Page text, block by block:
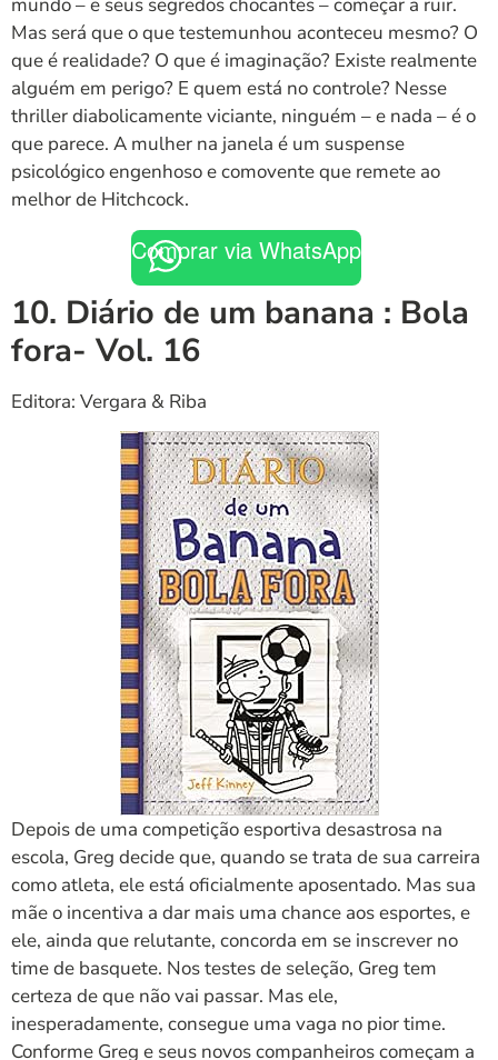
mundo – e seus segredos chocantes – começar a ruir.
Mas será que o que testemunhou aconteceu mesmo? O
que é realidade? O que é imaginação? Existe realmente
alguém em perigo? E quem está no controle? Nesse
thriller diabolicamente viciante, ninguém – e nada – é o
que parece. A mulher na janela é um suspense
psicológico engenhoso e comovente que remete ao
melhor de Hitchcock.
Comprar via WhatsApp
10. Diário de um banana : Bola
fora- Vol. 16
Editora: Vergara & Riba
Depois de uma competição esportiva desastrosa na
escola, Greg decide que, quando se trata de sua carreira
como atleta, ele está oficialmente aposentado. Mas sua
mãe o incentiva a dar mais uma chance aos esportes, e
ele, ainda que relutante, concorda em se inscrever no
time de basquete. Nos testes de seleção, Greg tem
certeza de que não vai passar. Mas ele,
inesperadamente, consegue uma vaga no pior time.
Conforme Greg e seus novos companheiros começam a